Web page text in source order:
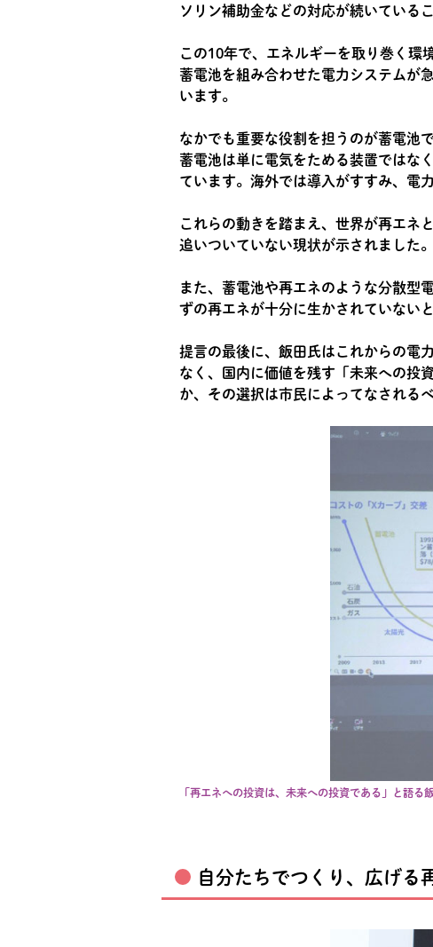
ソリン補助金などの対応が続いている
この10年で、エネルギーを取り巻く環
蓄電池を組み合わせた電力システムが
います。
なかでも重要な役割を担うのが蓄電池で
蓄電池は単に電気をためる装置ではな
ています。海外では導入がすすみ、電
これらの動きを踏まえ、世界が再エネ
追いついていない現状が示されました。
また、蓄電池や再エネのような分散型
ずの再エネが十分に生かされていない
提言の最後に、飯田氏はこれからの電
なく、国内に価値を残す「未来への投
か、その選択は市民によってなされる
「再エネへの投資は、未来への投資である」と語る
自分たちでつくり、広げ